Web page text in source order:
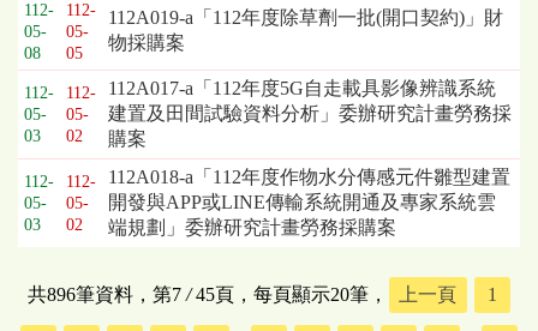
112-
05-
08
112-
05-
05
112A019-a「112年度除草劑一批(開口契約)」財
物採購案
112-
05-
03
112-
05-
02
112A017-a「112年度5G自走載具影像辨識系統
建置及田間試驗資料分析」委辦研究計畫勞務採
購案
112-
05-
03
112-
05-
02
112A018-a「112年度作物水分傳感元件雛型建置
開發與APP或LINE傳輸系統開通及專家系統雲
端規劃」委辦研究計畫勞務採購案
共896筆資料，第7/45頁，每頁顯示20筆， 上一頁 1